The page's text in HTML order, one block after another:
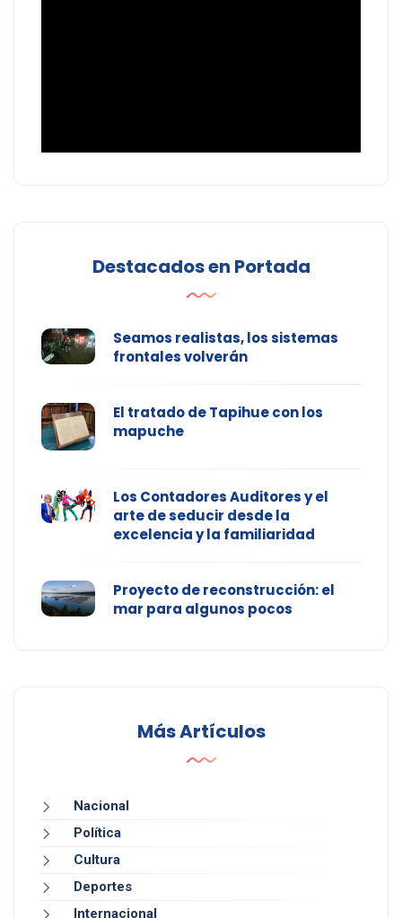
Destacados en Portada
Seamos realistas, los sistemas
frontales volverán
El tratado de Tapihue con los
mapuche
Los Contadores Auditores y el
arte de seducir desde la
excelencia y la familiaridad
Proyecto de reconstrucción: el
mar para algunos pocos
Más Artículos
Nacional
Política
Cultura
Deportes
Internacional